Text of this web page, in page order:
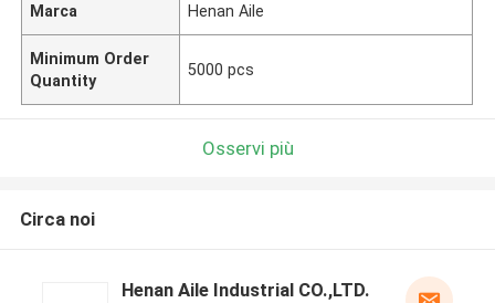
Marca Henan Aile
Minimum Order
Quantity
5000 pcs
Osservi più
Circa noi
Henan Aile Industrial CO.,LTD.